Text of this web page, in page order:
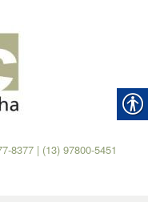
8377 | (13) 97800-5451